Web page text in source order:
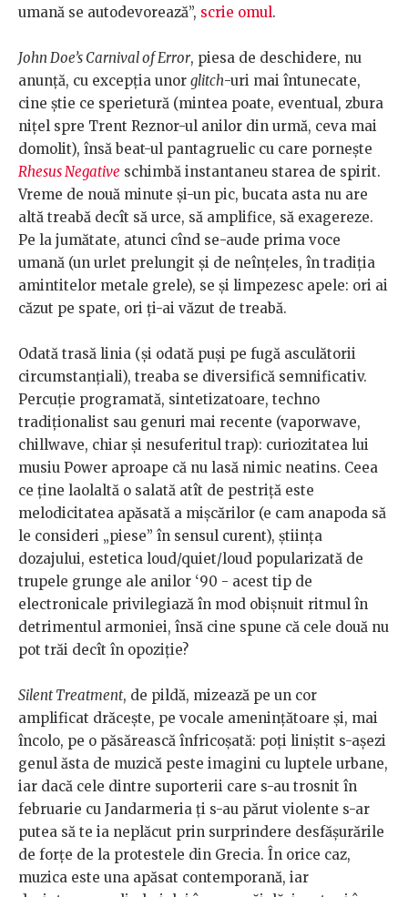
umană se autodevorează”, scrie omul.
John Doe’s Carnival of Error, piesa de deschidere, nu
anunță, cu excepția unor glitch-uri mai întunecate,
cine știe ce sperietură (mintea poate, eventual, zbura
nițel spre Trent Reznor-ul anilor din urmă, ceva mai
domolit), însă beat-ul pantagruelic cu care pornește
Rhesus Negative schimbă instantaneu starea de spirit.
Vreme de nouă minute și-un pic, bucata asta nu are
altă treabă decît să urce, să amplifice, să exagereze.
Pe la jumătate, atunci cînd se-aude prima voce
umană (un urlet prelungit și de neînțeles, în tradiția
amintitelor metale grele), se și limpezesc apele: ori ai
căzut pe spate, ori ți-ai văzut de treabă.
Odată trasă linia (și odată puși pe fugă asculătorii
circumstanțiali), treaba se diversifică semnificativ.
Percuție programată, sintetizatoare, techno
tradiționalist sau genuri mai recente (vaporwave,
chillwave, chiar și nesuferitul trap): curiozitatea lui
musiu Power aproape că nu lasă nimic neatins. Ceea
ce ține laolaltă o salată atît de pestriță este
melodicitatea apăsată a mișcărilor (e cam anapoda să
le consideri „piese” în sensul curent), știința
dozajului, estetica loud/quiet/loud popularizată de
trupele grunge ale anilor ‘90 - acest tip de
electronicale privilegiază în mod obișnuit ritmul în
detrimentul armoniei, însă cine spune că cele două nu
pot trăi decît în opoziție?
Silent Treatment, de pildă, mizează pe un cor
amplificat drăcește, pe vocale amenințătoare și, mai
încolo, pe o păsărească înfricoșată: poți liniștit s-așezi
genul ăsta de muzică peste imagini cu luptele urbane,
iar dacă cele dintre suporterii care s-au trosnit în
februarie cu Jandarmeria ți s-au părut violente s-ar
putea să te ia neplăcut prin surprindere desfășurările
de forțe de la protestele din Grecia. În orice caz,
muzica este una apăsat contemporană, iar